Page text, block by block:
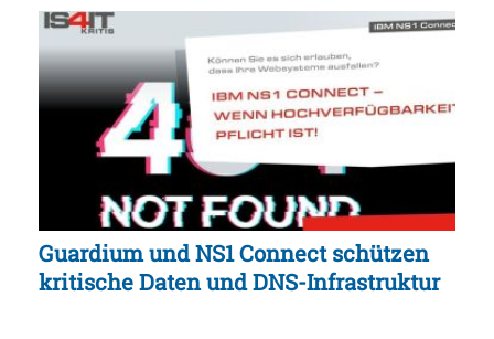
Guardium und NS1 Connect schützen
kritische Daten und DNS-Infrastruktur